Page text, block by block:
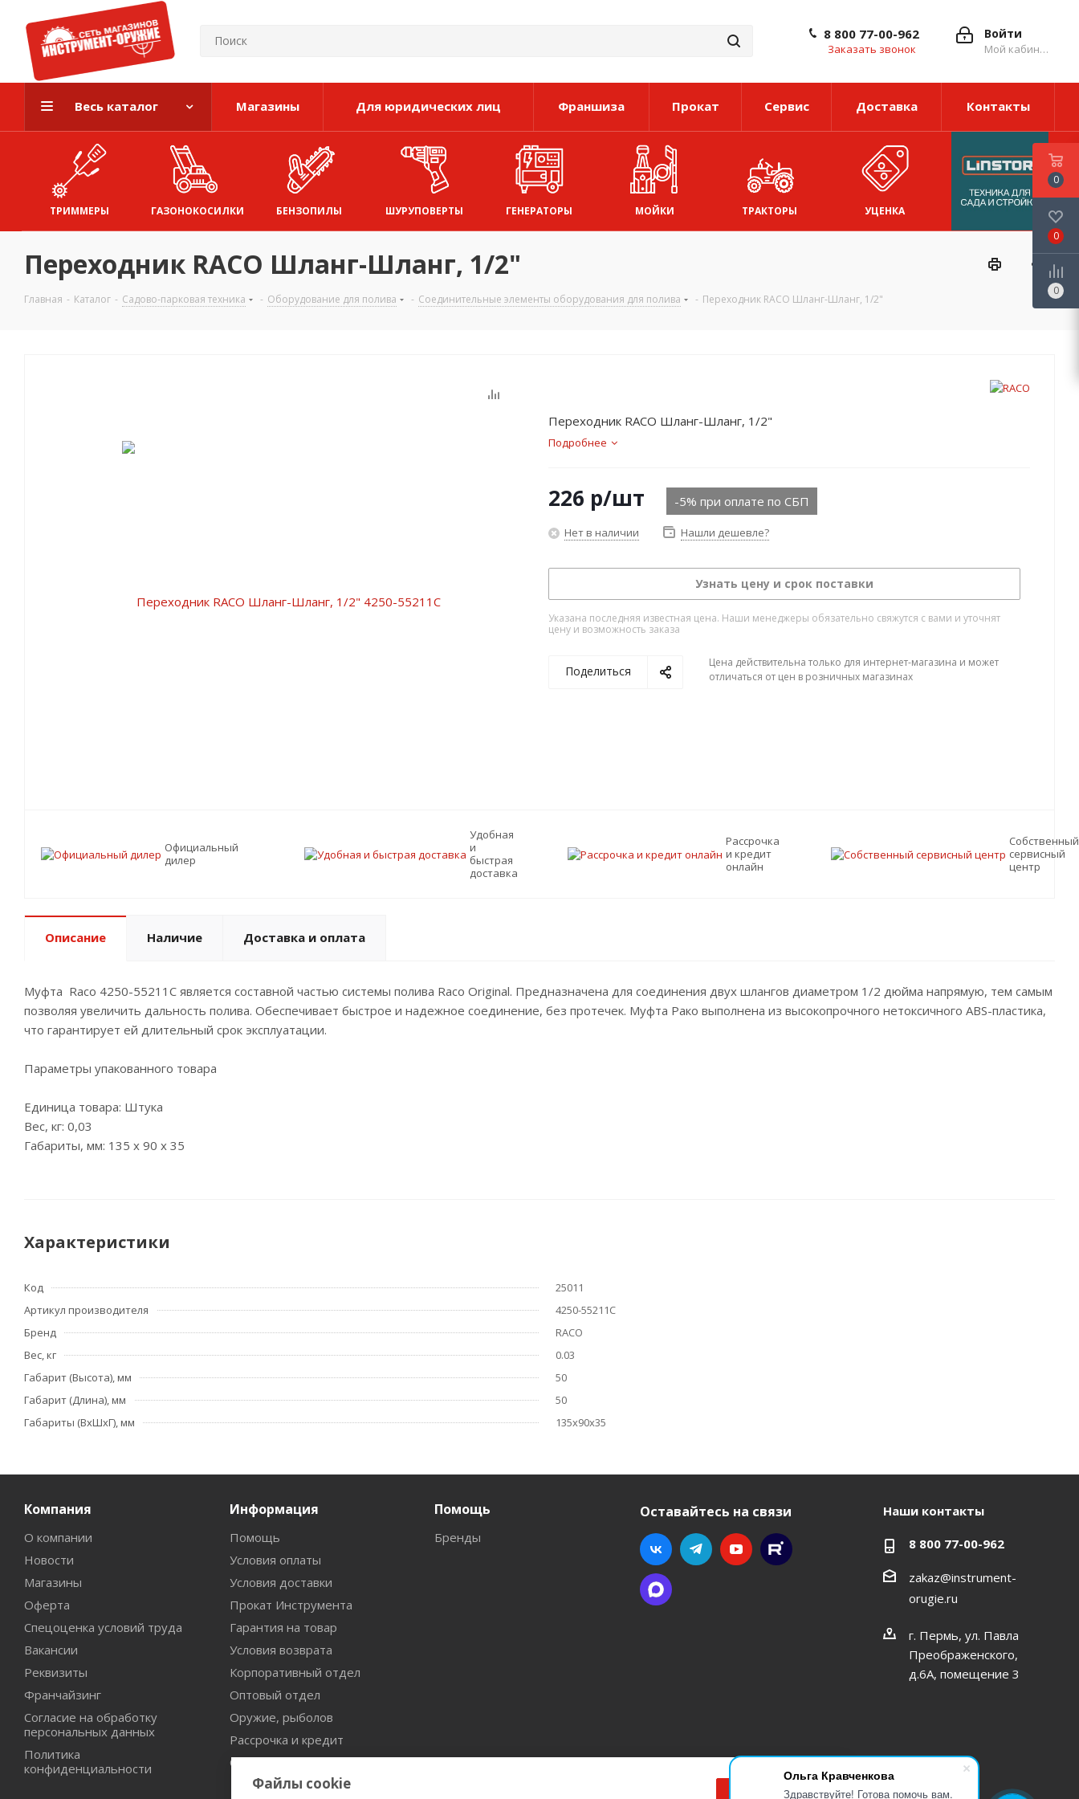
Ольга Кравченкова
Здравствуйте! Готова помочь вам.
Войти
Мой кабинет
8 800 77-00-962
Заказать звонок
Весь каталог Магазины Для юридических лиц Франшиза Прокат Сервис Доставка Контакты
ТРИММЕРЫ ГАЗОНОКОСИЛКИ БЕНЗОПИЛЫ ШУРУПОВЕРТЫ ГЕНЕРАТОРЫ МОЙКИ ТРАКТОРЫ УЦЕНКА
Переходник RACO Шланг-Шланг, 1/2"
Главная - Каталог - Садово-парковая техника - Оборудование для полива - Соединительные элементы оборудования для полива - Переходник RACO Шланг-Шланг, 1/2"
Переходник RACO Шланг-Шланг, 1/2"
Подробнее
226 р/шт -5% при оплате по СБП
Нет в наличии Нашли дешевле?
Узнать цену и срок поставки
Указана последняя известная цена. Наши менеджеры обязательно свяжутся с вами и уточнят
цену и возможность заказа
Поделиться
Цена действительна только для интернет-магазина и может
отличаться от цен в розничных магазинах
Официальный
дилер
Удобная
и
быстрая
доставка
Рассрочка
и кредит
онлайн
Собственный
сервисный
центр
Описание Наличие Доставка и оплата
Муфта Raco 4250-55211C является составной частью системы полива Raco Original. Предназначена для соединения двух шлангов диаметром 1/2 дюйма напрямую, тем самым
позволяя увеличить дальность полива. Обеспечивает быстрое и надежное соединение, без протечек. Муфта Рако выполнена из высокопрочного нетоксичного ABS-пластика,
что гарантирует ей длительный срок эксплуатации.
Параметры упакованного товара
Единица товара: Штука
Вес, кг: 0,03
Габариты, мм: 135 x 90 x 35
Характеристики
Код
25011
Артикул производителя
4250-55211C
Бренд
RACO
Вес, кг
0.03
Габарит (Высота), мм
50
Габарит (Длина), мм
50
Габариты (ВхШхГ), мм
135x90x35
Компания
О компании
Новости
Магазины
Оферта
Спецоценка условий труда
Вакансии
Реквизиты
Франчайзинг
Согласие на обработку
персональных данных
Политика
конфиденциальности
Информация
Помощь
Условия оплаты
Условия доставки
Прокат Инструмента
Гарантия на товар
Условия возврата
Корпоративный отдел
Оптовый отдел
Оружие, рыболов
Рассрочка и кредит
Сертификаты дилерства
Помощь
Бренды
Оставайтесь на связи Наши контакты
8 800 77-00-962
zakaz@instrument-
orugie.ru
г. Пермь, ул. Павла
Преображенского,
д.6А, помещение 3
Файлы cookie Принимаю
0
0
0